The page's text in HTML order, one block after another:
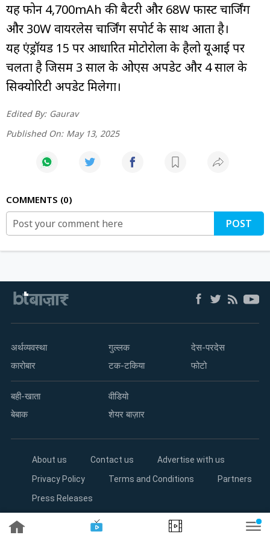
यह फोन 4,700mAh की बैटरी और 68W फास्ट चार्जिंग
और 30W वायरलेस चार्जिंग सपोर्ट के साथ आता है।
यह एंड्रॉयड 15 पर आधारित मोटोरोला के हैलो यूआई पर
चलता है जिसमें 3 साल के ओएस अपडेट और 4 साल के
सिक्योरिटी अपडेट मिलेगा।
Edited By: Gaurav
Published On: May 13, 2025
COMMENTS 0
POST
अर्थव्यवस्था
कारोबार
गुल्लक
टक-टकिया
देस-परदेस
फोटो
बही-खाता
बेबाक
वीडियो
शेयर बाज़ार
About us Contact us
Advertise with us
Privacy Policy
Terms and Conditions
Partners
Press Releases
Copyright©2026 Living Media India Limited. For reprint rights: